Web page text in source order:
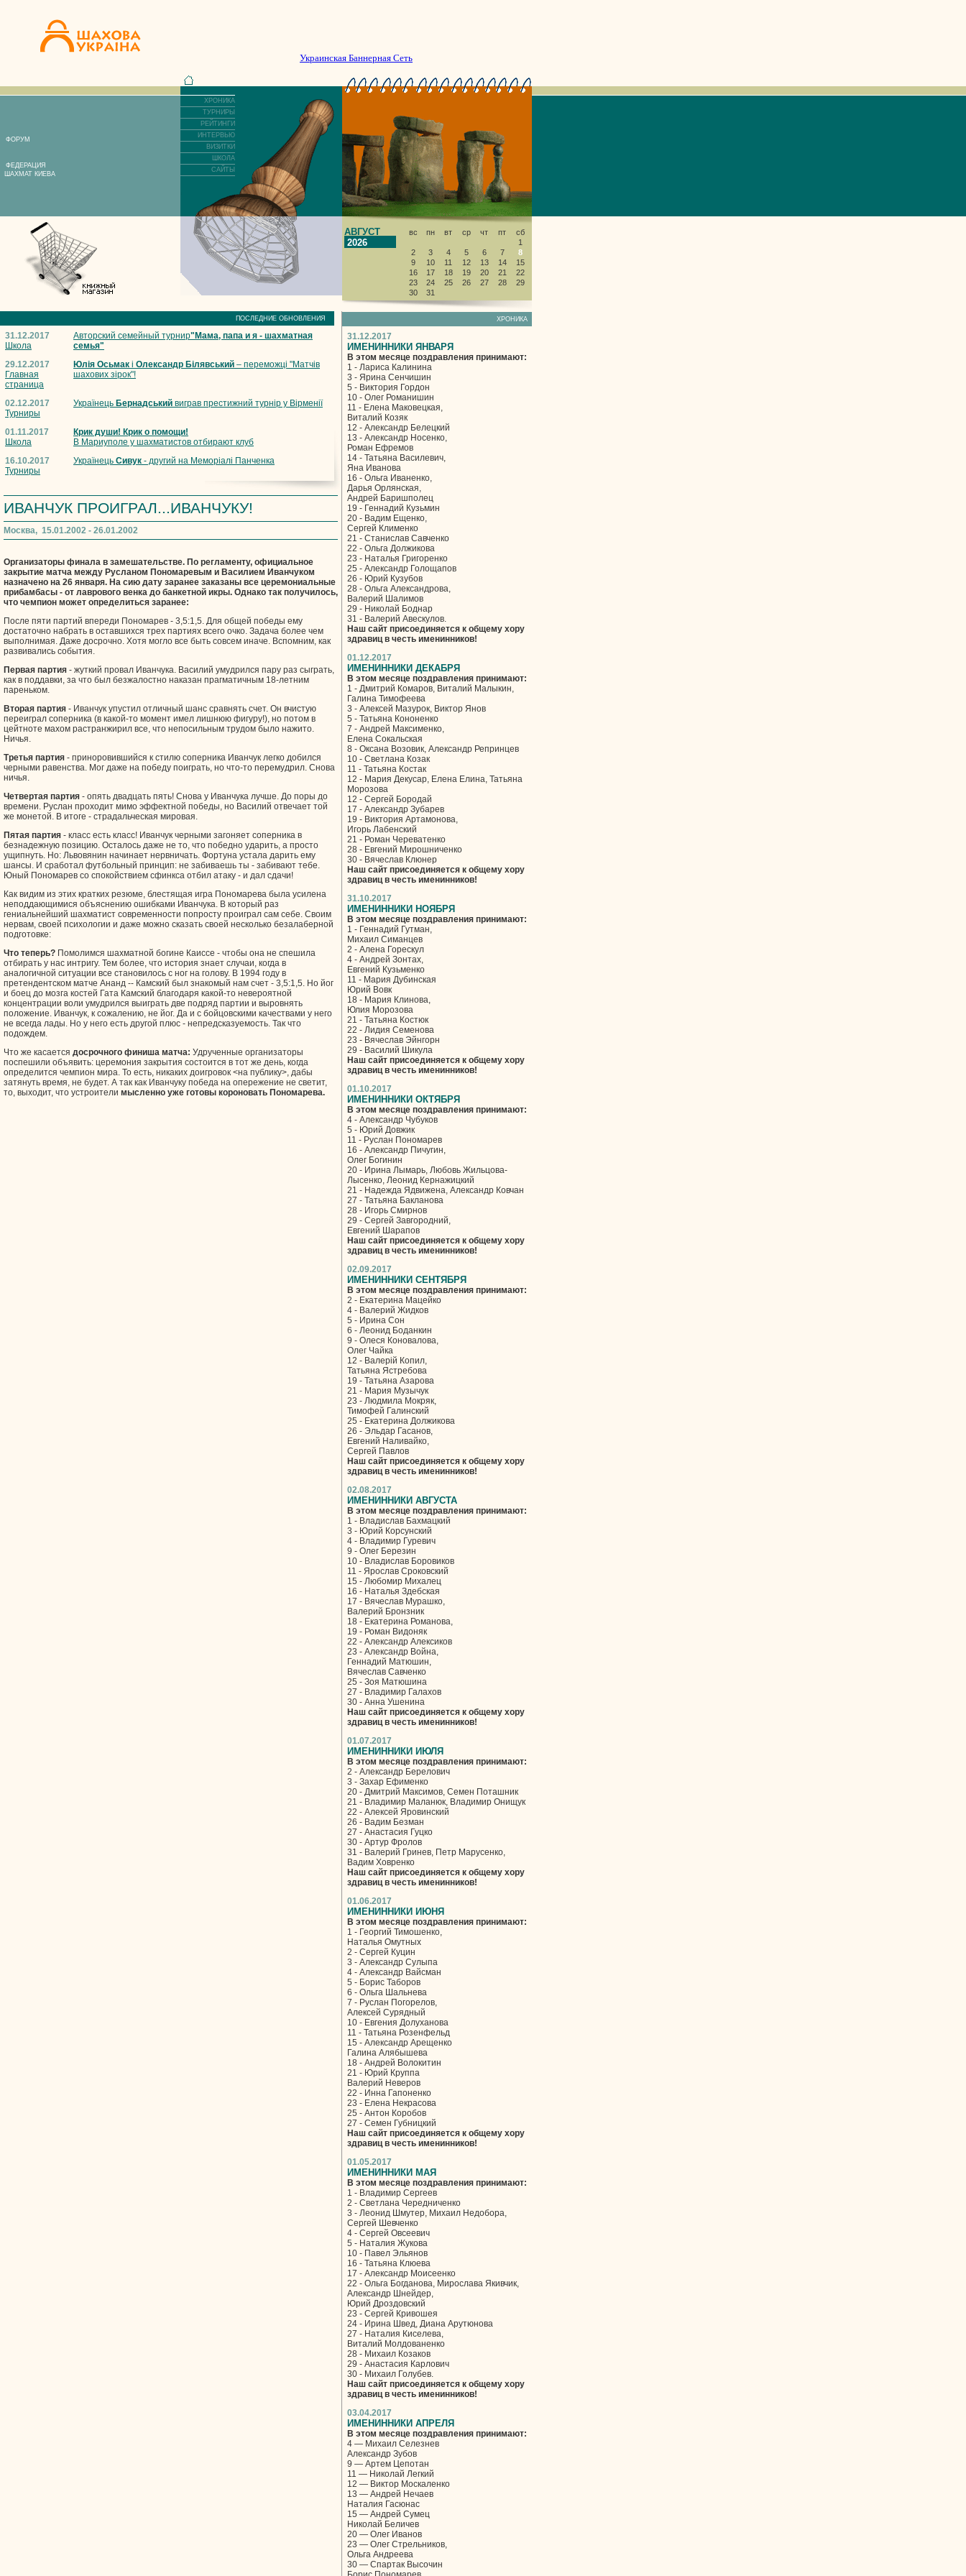
Украинская Баннерная Сеть
ФОРУМ
ФЕДЕРАЦИЯ
ШАХМАТ КИЕВА
ХРОНИКА
ТУРНИРЫ
РЕЙТИНГИ
ИНТЕРВЬЮ
ВИЗИТКИ
ШКОЛА
САЙТЫ
АВГУСТ
2026
вс пн вт ср чт пт
сб
1
2
3 4 5 6 7
8
9
10 11 12 13 14
15
16
17 18 19 20 21
22
23
24 25 26 27 28
29
30
31
ПОСЛЕДНИЕ ОБНОВЛЕНИЯ
31.12.2017
Школа
Авторский семейный турнир"Мама, папа и я - шахматная
семья"
29.12.2017
Главная
страница
Юлія Осьмак і Олександр Білявський – переможці "Матчів
шахових зірок"!
02.12.2017
Турниры
Українець Бернадський виграв престижний турнір у Вірменії
01.11.2017
Школа
Крик души! Крик о помощи!
В Мариуполе у шахматистов отбирают клуб
16.10.2017
Турниры
Українець Сивук - другий на Меморіалі Панченка
ИВАНЧУК ПРОИГРАЛ...ИВАНЧУКУ!
Москва, 15.01.2002 - 26.01.2002
Организаторы финала в замешательстве. По регламенту, официальное
закрытие матча между Русланом Пономаревым и Василием Иванчуком
назначено на 26 января. На сию дату заранее заказаны все церемониальные
прибамбасы - от лаврового венка до банкетной икры. Однако так получилось,
что чемпион может определиться заранее:
После пяти партий впереди Пономарев - 3,5:1,5. Для общей победы ему
достаточно набрать в оставшихся трех партиях всего очко. Задача более чем
выполнимая. Даже досрочно. Хотя могло все быть совсем иначе. Вспомним, как
развивались события.
Первая партия - жуткий провал Иванчука. Василий умудрился пару раз сыграть,
как в поддавки, за что был безжалостно наказан прагматичным 18-летним
пареньком.
Вторая партия - Иванчук упустил отличный шанс сравнять счет. Он вчистую
переиграл соперника (в какой-то момент имел лишнюю фигуру!), но потом в
цейтноте махом растранжирил все, что непосильным трудом было нажито.
Ничья.
Третья партия - приноровившийся к стилю соперника Иванчук легко добился
черными равенства. Мог даже на победу поиграть, но что-то перемудрил. Снова
ничья.
Четвертая партия - опять двадцать пять! Снова у Иванчука лучше. До поры до
времени. Руслан проходит мимо эффектной победы, но Василий отвечает той
же монетой. В итоге - страдальческая мировая.
Пятая партия - класс есть класс! Иванчук черными загоняет соперника в
безнадежную позицию. Осталось даже не то, что победно ударить, а просто
ущипнуть. Но: Львовянин начинает нервничать. Фортуна устала дарить ему
шансы. И сработал футбольный принцип: не забиваешь ты - забивают тебе.
Юный Пономарев со спокойствием сфинкса отбил атаку - и дал сдачи!
Как видим из этих кратких резюме, блестящая игра Пономарева была усилена
неподдающимися объяснению ошибками Иванчука. В который раз
гениальнейший шахматист современности попросту проиграл сам себе. Своим
нервам, своей психологии и даже можно сказать своей несколько безалаберной
подготовке:
Что теперь? Помолимся шахматной богине Каиссе - чтобы она не спешила
отбирать у нас интригу. Тем более, что история знает случаи, когда в
аналогичной ситуации все становилось с ног на голову. В 1994 году в
претендентском матче Ананд -- Камский был знакомый нам счет - 3,5:1,5. Но йог
и боец до мозга костей Гата Камский благодаря какой-то невероятной
концентрации воли умудрился выиграть две подряд партии и выровнять
положение. Иванчук, к сожалению, не йог. Да и с бойцовскими качествами у него
не всегда лады. Но у него есть другой плюс - непредсказуемость. Так что
подождем.
Что же касается досрочного финиша матча: Удрученные организаторы
поспешили объявить: церемония закрытия состоится в тот же день, когда
определится чемпион мира. То есть, никаких доигровок <на публику>, дабы
затянуть время, не будет. А так как Иванчуку победа на опережение не светит,
то, выходит, что устроители мысленно уже готовы короновать Пономарева.
ХРОНИКА
31.12.2017
ИМЕНИННИКИ ЯНВАРЯ
В этом месяце поздравления принимают:
1 - Лариса Калинина
3 - Ярина Сенчишин
5 - Виктория Гордон
10 - Олег Романишин
11 - Елена Маковецкая,
Виталий Козяк
12 - Александр Белецкий
13 - Александр Носенко,
Роман Ефремов
14 - Татьяна Василевич,
Яна Иванова
16 - Ольга Иваненко,
Дарья Орлянская,
Андрей Баришполец
19 - Геннадий Кузьмин
20 - Вадим Ещенко,
Сергей Клименко
21 - Станислав Савченко
22 - Ольга Должикова
23 - Наталья Григоренко
25 - Александр Голощапов
26 - Юрий Кузубов
28 - Ольга Александрова,
Валерий Шалимов
29 - Николай Боднар
31 - Валерий Авескулов.
Наш сайт присоединяется к общему хору
здравиц в честь именинников!
01.12.2017
ИМЕНИННИКИ ДЕКАБРЯ
В этом месяце поздравления принимают:
1 - Дмитрий Комаров, Виталий Малыкин,
Галина Тимофеева
3 - Алексей Мазурок, Виктор Янов
5 - Татьяна Кононенко
7 - Андрей Максименко,
Елена Сокальская
8 - Оксана Возовик, Александр Репринцев
10 - Светлана Козак
11 - Татьяна Костак
12 - Мария Декусар, Елена Елина, Татьяна
Морозова
12 - Сергей Бородай
17 - Александр Зубарев
19 - Виктория Артамонова,
Игорь Лабенский
21 - Роман Череватенко
28 - Евгений Мирошниченко
30 - Вячеслав Клюнер
Наш сайт присоединяется к общему хору
здравиц в честь именинников!
31.10.2017
ИМЕНИННИКИ НОЯБРЯ
В этом месяце поздравления принимают:
1 - Геннадий Гутман,
Михаил Симанцев
2 - Алена Горескул
4 - Андрей Зонтах,
Евгений Кузьменко
11 - Мария Дубинская
Юрий Вовк
18 - Мария Клинова,
Юлия Морозова
21 - Татьяна Костюк
22 - Лидия Семенова
23 - Вячеслав Эйнгорн
29 - Василий Шикула
Наш сайт присоединяется к общему хору
здравиц в честь именинников!
01.10.2017
ИМЕНИННИКИ ОКТЯБРЯ
В этом месяце поздравления принимают:
4 - Александр Чубуков
5 - Юрий Довжик
11 - Руслан Пономарев
16 - Александр Пичугин,
Олег Богинин
20 - Ирина Лымарь, Любовь Жильцова-
Лысенко, Леонид Кернажицкий
21 - Надежда Ядвижена, Александр Ковчан
27 - Татьяна Бакланова
28 - Игорь Смирнов
29 - Сергей Завгородний,
Евгений Шарапов
Наш сайт присоединяется к общему хору
здравиц в честь именинников!
02.09.2017
ИМЕНИННИКИ СЕНТЯБРЯ
В этом месяце поздравления принимают:
2 - Екатерина Мацейко
4 - Валерий Жидков
5 - Ирина Сон
6 - Леонид Боданкин
9 - Олеся Коновалова,
Олег Чайка
12 - Валерій Копил,
Татьяна Ястребова
19 - Татьяна Азарова
21 - Мария Музычук
23 - Людмила Мокряк,
Тимофей Галинский
25 - Екатерина Должикова
26 - Эльдар Гасанов,
Евгений Наливайко,
Сергей Павлов
Наш сайт присоединяется к общему хору
здравиц в честь именинников!
02.08.2017
ИМЕНИННИКИ АВГУСТА
В этом месяце поздравления принимают:
1 - Владислав Бахмацкий
3 - Юрий Корсунский
4 - Владимир Гуревич
9 - Олег Березин
10 - Владислав Боровиков
11 - Ярослав Сроковский
15 - Любомир Михалец
16 - Наталья Здебская
17 - Вячеслав Мурашко,
Валерий Бронзник
18 - Екатерина Романова,
19 - Роман Видоняк
22 - Александр Алексиков
23 - Александр Война,
Геннадий Матюшин,
Вячеслав Савченко
25 - Зоя Матюшина
27 - Владимир Галахов
30 - Анна Ушенина
Наш сайт присоединяется к общему хору
здравиц в честь именинников!
01.07.2017
ИМЕНИННИКИ ИЮЛЯ
В этом месяце поздравления принимают:
2 - Александр Берелович
3 - Захар Ефименко
20 - Дмитрий Максимов, Семен Поташник
21 - Владимир Маланюк, Владимир Онищук
22 - Алексей Яровинский
26 - Вадим Безман
27 - Анастасия Гуцко
30 - Артур Фролов
31 - Валерий Гринев, Петр Марусенко,
Вадим Ховренко
Наш сайт присоединяется к общему хору
здравиц в честь именинников!
01.06.2017
ИМЕНИННИКИ ИЮНЯ
В этом месяце поздравления принимают:
1 - Георгий Тимошенко,
Наталья Омутных
2 - Сергей Куцин
3 - Александр Сулыпа
4 - Александр Вайсман
5 - Борис Таборов
6 - Ольга Шальнева
7 - Руслан Погорелов,
Алексей Сурядный
10 - Евгения Долуханова
11 - Татьяна Розенфельд
15 - Александр Арещенко
Галина Алябышева
18 - Андрей Волокитин
21 - Юрий Круппа
Валерий Неверов
22 - Инна Гапоненко
23 - Елена Некрасова
25 - Антон Коробов
27 - Семен Губницкий
Наш сайт присоединяется к общему хору
здравиц в честь именинников!
01.05.2017
ИМЕНИННИКИ МАЯ
В этом месяце поздравления принимают:
1 - Владимир Сергеев
2 - Светлана Чередниченко
3 - Леонид Шмутер, Михаил Недобора,
Сергей Шевченко
4 - Сергей Овсеевич
5 - Наталия Жукова
10 - Павел Эльянов
16 - Татьяна Клюева
17 - Александр Моисеенко
22 - Ольга Богданова, Мирослава Якивчик,
Александр Шнейдер,
Юрий Дроздовский
23 - Сергей Кривошея
24 - Ирина Швед, Диана Арутюнова
27 - Наталия Киселева,
Виталий Молдованенко
28 - Михаил Козаков
29 - Анастасия Карлович
30 - Михаил Голубев.
Наш сайт присоединяется к общему хору
здравиц в честь именинников!
03.04.2017
ИМЕНИННИКИ АПРЕЛЯ
В этом месяце поздравления принимают:
4 — Михаил Селезнев
Александр Зубов
9 — Артем Цепотан
11 — Николай Легкий
12 — Виктор Москаленко
13 — Андрей Нечаев
Наталия Гасюнас
15 — Андрей Сумец
Николай Беличев
20 — Олег Иванов
23 — Олег Стрельников,
Ольга Андреева
30 — Спартак Высочин